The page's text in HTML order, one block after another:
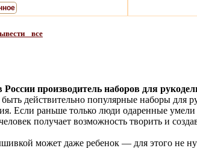
все
производитель наборов для
действительно популярные наборы для
Если раньше только люди одаренные
получает возможность творить и
может даже ребенок — для этого не